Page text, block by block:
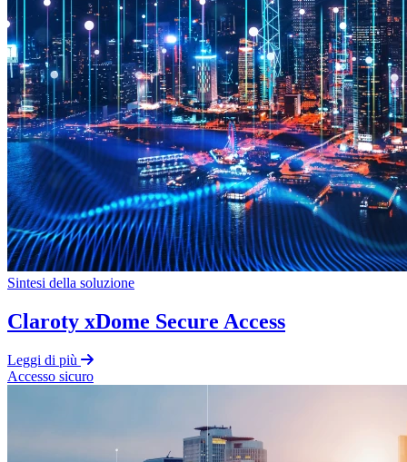
Sintesi della soluzione
Claroty xDome Secure Access
Leggi di più
Accesso sicuro